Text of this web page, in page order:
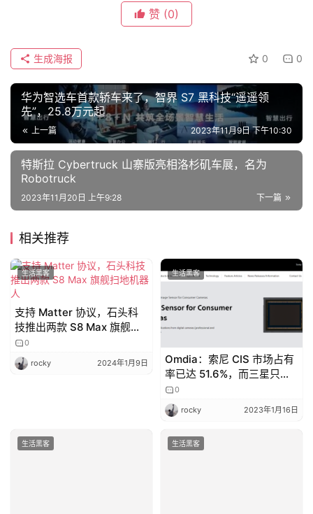
赞 (0)
0 0
生成海报
华为智选车首款轿车来了，智界 S7 黑科技“遥遥领
先”，25.8万元起
上一篇 2023年11月9日 下午10:30
特斯拉 Cybertruck 山寨版亮相洛杉矶车展，名为
Robotruck
下一篇
2023年11月20日 上午9:28
相关推荐
生活黑客
支持 Matter 协议，石头科
技推出两款 S8 Max 旗舰扫
地机器人
0
rocky 2024年1月9日
生活黑客
Omdia：索尼 CIS 市场占有
率已达 51.6%，而三星只有
15.6%
0
rocky 2023年1月16日
生活黑客 生活黑客